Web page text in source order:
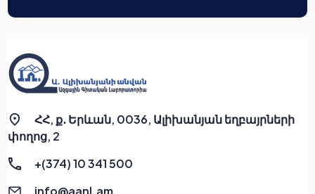
ՀՀ, ք․ Երևան, 0036, Ալիխանյան եղբայրների
փողոց, 2
+(374) 10 341 500
info@aanl.am